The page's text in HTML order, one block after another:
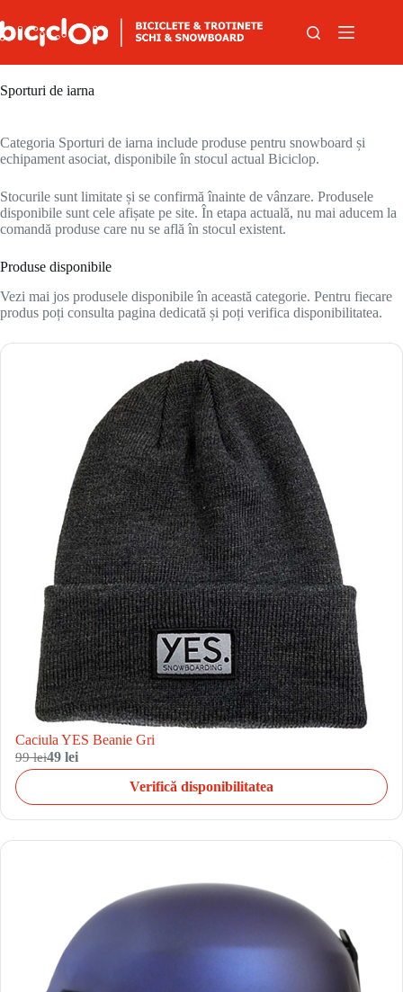
Sporturi de iarna
Categoria Sporturi de iarna include produse pentru snowboard și
echipament asociat, disponibile în stocul actual Biciclop.
Stocurile sunt limitate și se confirmă înainte de vânzare. Produsele
disponibile sunt cele afișate pe site. În etapa actuală, nu mai aducem la
comandă produse care nu se află în stocul existent.
Produse disponibile
Vezi mai jos produsele disponibile în această categorie. Pentru fiecare
produs poți consulta pagina dedicată și poți verifica disponibilitatea.
Caciula YES Beanie Gri
99 lei49 lei
Verifică disponibilitatea